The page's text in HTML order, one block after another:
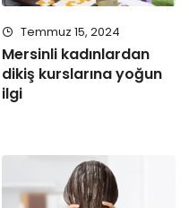
Temmuz 15, 2024
Mersinli kadınlardan
dikiş kurslarına yoğun
ilgi